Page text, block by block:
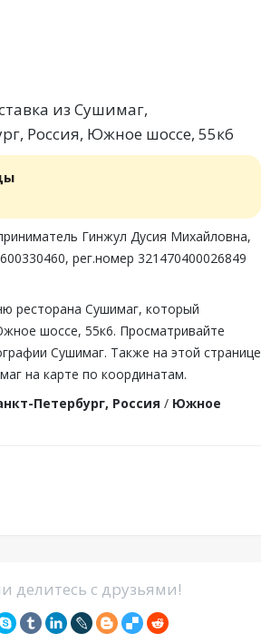
из Сушимаг,
Россия, Южное шоссе, 55к6
Гинжул Дусия Михайловна,
рег.номер 321470400026849
ресторана Сушимаг, который
шоссе, 55к6. Просматривайте
Сушимаг. Также на этой странице
на карте по координатам.
Петербург, Россия / Южное
делитесь с друзьями!